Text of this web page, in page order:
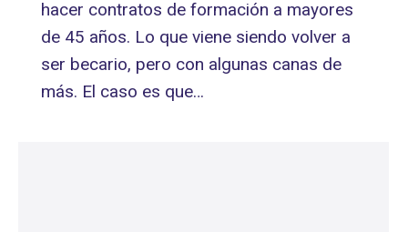
hacer contratos de formación a mayores
de 45 años. Lo que viene siendo volver a
ser becario, pero con algunas canas de
más. El caso es que…